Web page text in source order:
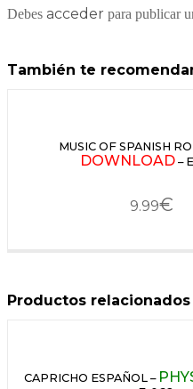
Debes acceder para publicar
También te
MUSIC OF SPANISH
DOWNLOAD –
9.99€
Productos relacionados
CAPRICHO ESPAÑOL –